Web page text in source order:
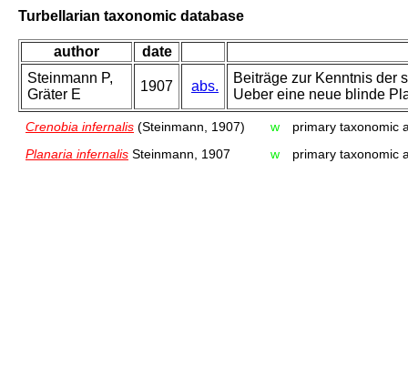
Turbellarian taxonomic database
author
date
Steinmann P,
Gräter E
1907 abs.
Beiträge zur Kenntnis der
Ueber eine neue blinde
Crenobia infernalis (Steinmann, 1907) w
primary taxonomic
Planaria infernalis Steinmann, 1907 w primary taxonomic